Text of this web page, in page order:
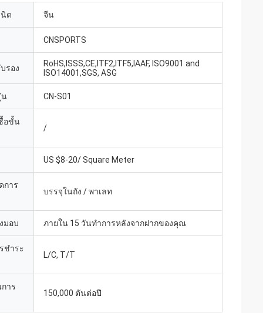
ด จีน
CNSPORTS
รอง
RoHS,ISSS,CE,ITF2,ITF5,IAAF, ISO9001 and
ISO14001,SGS, ASG
น CN-S01
อขั้น
/
US $8-20/ Square Meter
การ
บรรจุในถัง / พาเลท
มอบ ภายใน 15 วันทำการหลังจากฝากของคุณ
ชำระ
L/C, T/T
าร
150,000 ตันต่อปี